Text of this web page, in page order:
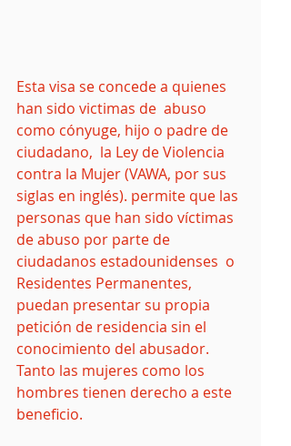
Esta visa se concede a quienes
han sido victimas de  abuso
como cónyuge, hijo o padre de
ciudadano,  la Ley de Violencia
contra la Mujer (VAWA, por sus
siglas en inglés). permite que las
personas que han sido víctimas
de abuso por parte de
ciudadanos estadounidenses  o
Residentes Permanentes,
puedan presentar su propia
petición de residencia sin el
conocimiento del abusador.
Tanto las mujeres como los
hombres tienen derecho a este
beneficio.